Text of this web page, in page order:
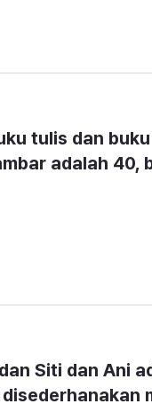
tulis dan
adalah 40,
Siti dan Ani